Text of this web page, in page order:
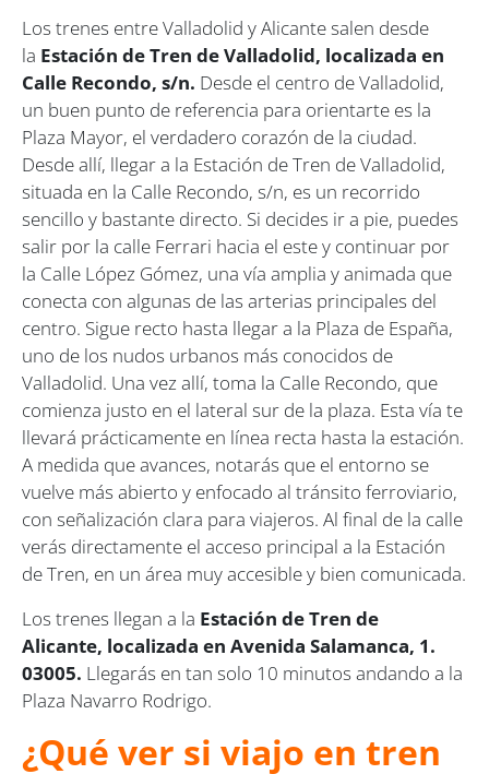
Los trenes entre Valladolid y Alicante salen desde
la Estación de Tren de Valladolid, localizada en
Calle Recondo, s/n. Desde el centro de Valladolid,
un buen punto de referencia para orientarte es la
Plaza Mayor, el verdadero corazón de la ciudad.
Desde allí, llegar a la Estación de Tren de Valladolid,
situada en la Calle Recondo, s/n, es un recorrido
sencillo y bastante directo. Si decides ir a pie, puedes
salir por la calle Ferrari hacia el este y continuar por
la Calle López Gómez, una vía amplia y animada que
conecta con algunas de las arterias principales del
centro. Sigue recto hasta llegar a la Plaza de España,
uno de los nudos urbanos más conocidos de
Valladolid. Una vez allí, toma la Calle Recondo, que
comienza justo en el lateral sur de la plaza. Esta vía te
llevará prácticamente en línea recta hasta la estación.
A medida que avances, notarás que el entorno se
vuelve más abierto y enfocado al tránsito ferroviario,
con señalización clara para viajeros. Al final de la calle
verás directamente el acceso principal a la Estación
de Tren, en un área muy accesible y bien comunicada.
Los trenes llegan a la Estación de Tren de
Alicante, localizada en Avenida Salamanca, 1.
03005. Llegarás en tan solo 10 minutos andando a la
Plaza Navarro Rodrigo.
¿Qué ver si viajo en tren